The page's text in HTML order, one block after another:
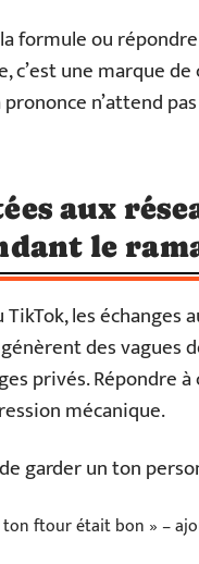
formule ou
c’est une marque
n’attend
aux
le
les
des vagues
privés. Répondre
mécanique.
garder un ton
ton ftour était bon » –